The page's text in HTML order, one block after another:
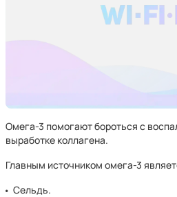
Омега-3 помогают бороться с
выработке коллагена.
Главным источником омега-3
Сельдь.